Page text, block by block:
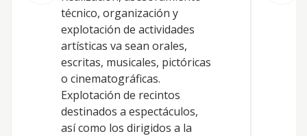
técnico, organización y
explotación de actividades
artísticas va sean orales,
escritas, musicales, pictóricas
o cinematográficas.
Explotación de recintos
destinados a espectáculos,
así como los dirigidos a la